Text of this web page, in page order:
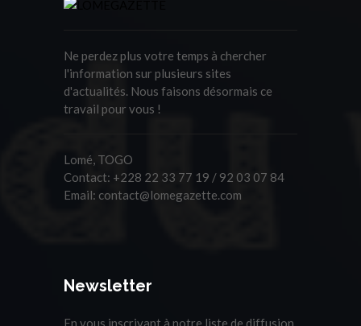
Ne perdez plus votre temps à chercher
l'information sur plusieurs sites
d'actualités. Nous faisons désormais ce
travail pour vous !
Lomé, TOGO
Contact: +228 22 33 77 19 / 92 03 07 84
Email: contact@lomegazette.com
Newsletter
En vous inscrivant à notre liste de diffusion,